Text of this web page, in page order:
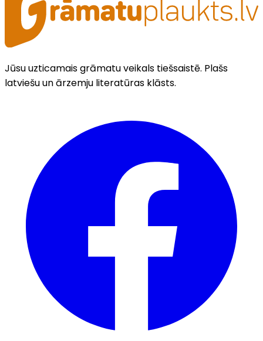
Jūsu uzticamais grāmatu veikals tiešsaistē. Plašs
latviešu un ārzemju literatūras klāsts.